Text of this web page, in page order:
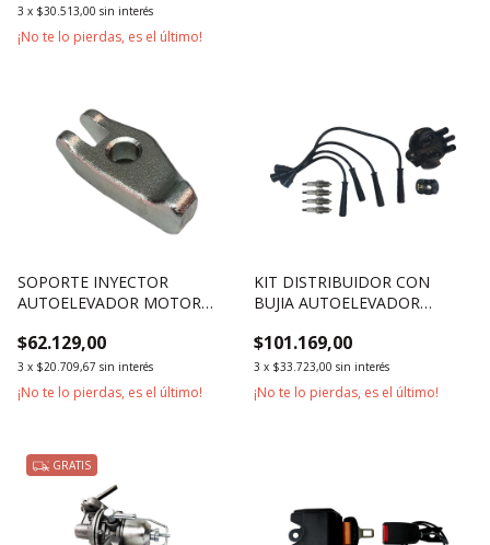
3 x $30.513,00 sin interés
¡No te lo pierdas, es el último!
SOPORTE INYECTOR
AUTOELEVADOR MOTOR
$62.129,00
3 x $20.709,67 sin interés
¡No te lo pierdas, es el último!
KIT DISTRIBUIDOR CON
BUJIA AUTOELEVADOR
$101.169,00
3 x $33.723,00 sin interés
¡No te lo pierdas, es el último!
GRATIS